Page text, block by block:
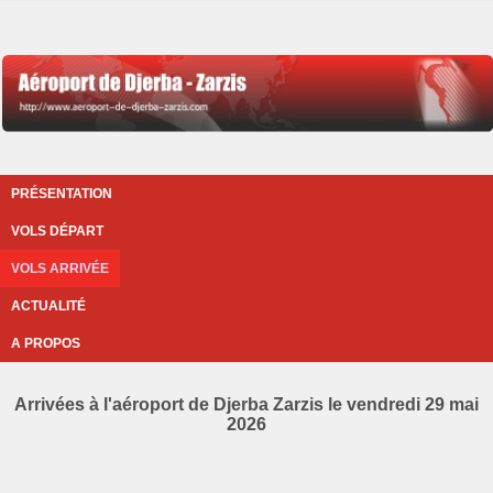
PRÉSENTATION
VOLS DÉPART
VOLS ARRIVÉE
ACTUALITÉ
A PROPOS
Arrivées à l'aéroport de Djerba Zarzis le vendredi 29 mai
2026